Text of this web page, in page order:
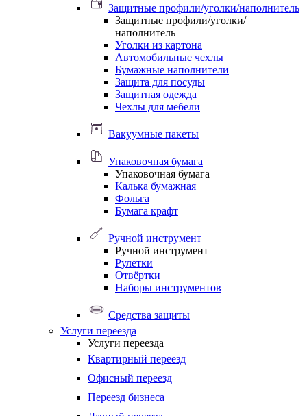
Защитные профили/уголки/наполнитель
Защитные профили/уголки/
наполнитель
Уголки из картона
Автомобильные чехлы
Бумажные наполнители
Защита для посуды
Защитная одежда
Чехлы для мебели
Вакуумные пакеты
Упаковочная бумага
Упаковочная бумага
Калька бумажная
Фольга
Бумага крафт
Ручной инструмент
Ручной инструмент
Рулетки
Отвёртки
Наборы инструментов
Средства защиты
Услуги переезда
Услуги переезда
Квартирный переезд
Офисный переезд
Переезд бизнеса